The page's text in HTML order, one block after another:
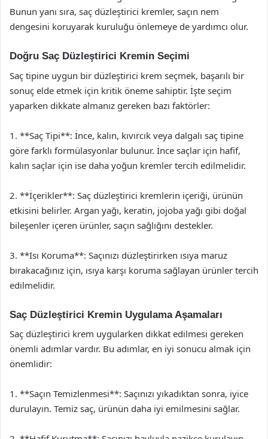
Bunun yanı sıra, saç düzleştirici kremler, saçın nem
dengesini koruyarak kuruluğu önlemeye de yardımcı olur.
Doğru Saç Düzleştirici Kremin Seçimi
Saç tipine uygun bir düzleştirici krem seçmek, başarılı bir
sonuç elde etmek için kritik öneme sahiptir. İşte seçim
yaparken dikkate almanız gereken bazı faktörler:
1. **Saç Tipi**: İnce, kalın, kıvırcık veya dalgalı saç tipine
göre farklı formülasyonlar bulunur. İnce saçlar için hafif,
kalın saçlar için ise daha yoğun kremler tercih edilmelidir.
2. **İçerikler**: Saç düzleştirici kremlerin içeriği, ürünün
etkisini belirler. Argan yağı, keratin, jojoba yağı gibi doğal
bileşenler içeren ürünler, saçın sağlığını destekler.
3. **Isı Koruma**: Saçınızı düzleştirirken ısıya maruz
bırakacağınız için, ısıya karşı koruma sağlayan ürünler tercih
edilmelidir.
Saç Düzleştirici Kremin Uygulama Aşamaları
Saç düzleştirici krem uygularken dikkat edilmesi gereken
önemli adımlar vardır. Bu adımlar, en iyi sonucu almak için
önemlidir:
1. **Saçın Temizlenmesi**: Saçınızı yıkadıktan sonra, iyice
durulayın. Temiz saç, ürünün daha iyi emilmesini sağlar.